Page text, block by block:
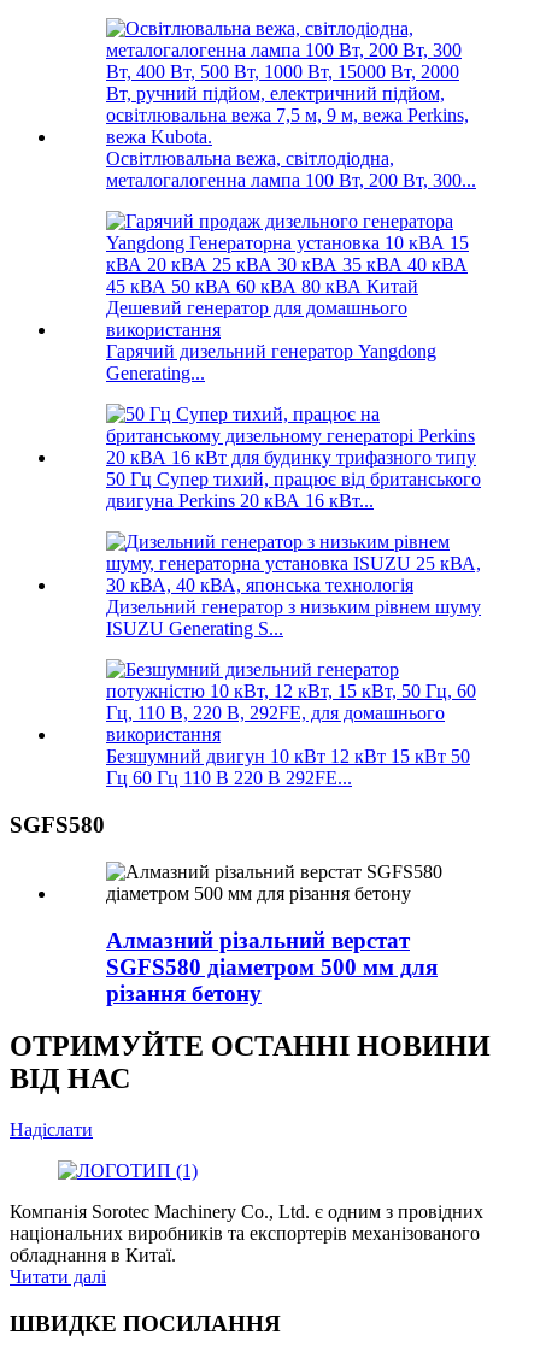
Освітлювальна вежа, світлодіодна,
металогалогенна лампа 100 Вт, 200 Вт, 300...
Гарячий дизельний генератор Yangdong
Generating...
50 Гц Супер тихий, працює від британського
двигуна Perkins 20 кВА 16 кВт...
Дизельний генератор з низьким рівнем шуму
ISUZU Generating S...
Безшумний двигун 10 кВт 12 кВт 15 кВт 50
Гц 60 Гц 110 В 220 В 292FE...
SGFS580
Алмазний різальний верстат
SGFS580 діаметром 500 мм для
різання бетону
ОТРИМУЙТЕ ОСТАННІ НОВИНИ
ВІД НАС
Надіслати
Компанія Sorotec Machinery Co., Ltd. є одним з провідних
національних виробників та експортерів механізованого
обладнання в Китаї.
Читати далі
ШВИДКЕ ПОСИЛАННЯ